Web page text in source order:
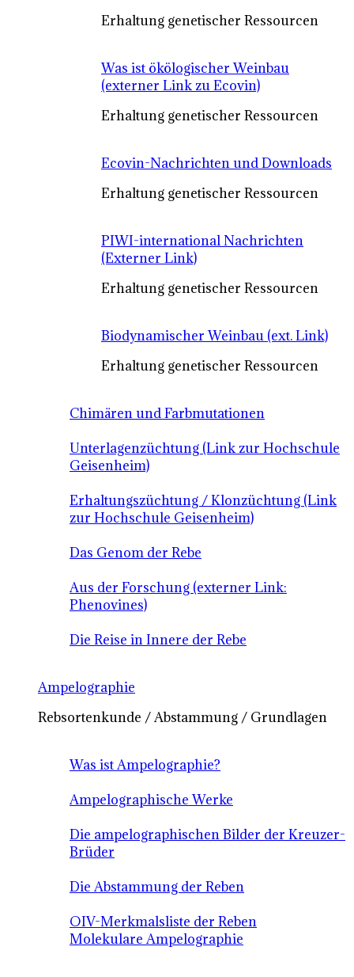
Erhaltung genetischer Ressourcen
Was ist ökölogischer Weinbau
(externer Link zu Ecovin)
Erhaltung genetischer Ressourcen
Ecovin-Nachrichten und Downloads
Erhaltung genetischer Ressourcen
PIWI-international Nachrichten
(Externer Link)
Erhaltung genetischer Ressourcen
Biodynamischer Weinbau (ext. Link)
Erhaltung genetischer Ressourcen
Chimären und Farbmutationen
Unterlagenzüchtung (Link zur Hochschule
Geisenheim)
Erhaltungszüchtung / Klonzüchtung (Link
zur Hochschule Geisenheim)
Das Genom der Rebe
Aus der Forschung (externer Link:
Phenovines)
Die Reise in Innere der Rebe
Ampelographie
Rebsortenkunde / Abstammung / Grundlagen
Was ist Ampelographie?
Ampelographische Werke
Die ampelographischen Bilder der Kreuzer-
Brüder
Die Abstammung der Reben
OIV-Merkmalsliste der Reben
Molekulare Ampelographie